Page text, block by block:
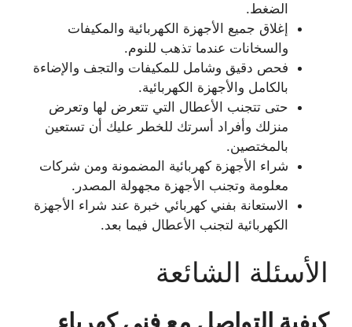
الضغط.
إغلاق جميع الأجهزة الكهربائية والمكيفات
والسخانات عندما تذهب للنوم.
فحص دقيق وشامل للمكيفات والتجف والإضاءة
بالكامل والأجهزة الكهربائية.
حتى تتجنب الأعطال التي تتعرض لها وتعرض
منزلك وأفراد أسرتك للخطر عليك أن تستعين
بالمختصين.
شراء الأجهزة كهربائية المضمونة ومن شركات
معلومة وتجنب الأجهزة مجهولة المصدر.
الاستعانة بفني كهربائي خبرة عند شراء الأجهزة
الكهربائية لتجنب الأعطال فيما بعد.
الأسئلة الشائعة